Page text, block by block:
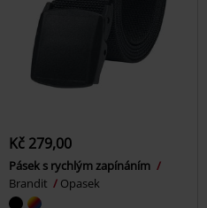
Kč 279,00
Pásek s rychlým zapínáním
Brandit
Opasek